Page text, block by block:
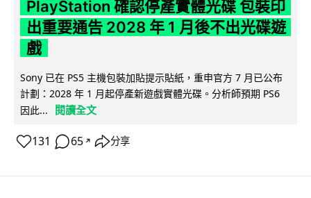
PlayStation 確認停產實體光碟 包裝印
出重要通告 2028 年 1 月後不出光碟遊
戲
Sony 已在 PS5 主機包裝加貼提示貼紙，重申官方 7 月已公布
計劃：2028 年 1 月起停產新遊戲實體光碟。分析師預期 PS6
因此...
閱讀全文
131 65 ↗ 分享